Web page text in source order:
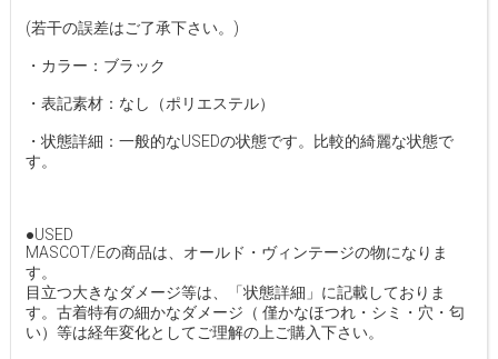
(若干の誤差はご了承下さい。)
・カラー：ブラック
・表記素材：なし（ポリエステル）
・状態詳細：一般的なUSEDの状態です。比較的綺麗な状態で
す。
●USED
MASCOT/Eの商品は、オールド・ヴィンテージの物になりま
す。
目立つ大きなダメージ等は、「状態詳細」に記載しておりま
す。古着特有の細かなダメージ（ 僅かなほつれ・シミ・穴・匂
い）等は経年変化としてご理解の上ご購入下さい。